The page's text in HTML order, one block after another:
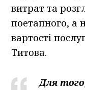
витрат та
поетапного, а
вартості
Титова.
Для